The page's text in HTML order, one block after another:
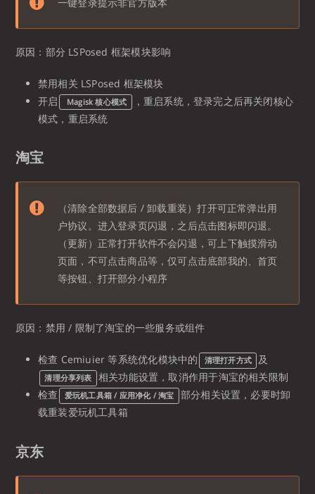
原因：部分 LSPosed 框架模块影响
禁用相关 LSPosed 框架模块
开启
Magisk 核心模式
，重启系统，登录完之后再关闭核心
模式，重启系统
淘宝
（清除全部数据后 / 卸载重装）打开可正常弹出用
户协议。进入登录页闪退，之后点击图标即闪退。
（更新）正常打开软件不会闪退，可上下触摸滑动
页面，不可点击商品等，仅可点击底部我的、首页
等按钮、打开部分小程序
原因：禁用 / 限制了淘宝的一些服务或组件
检查 Cemiuier 等系统优化模块中的 清理打开方式 及
清理分享列表
相关功能设置，取消作用于淘宝的相关限制
检查
爱玩机工具箱 / 应用净化 / 淘宝
部分相关设置，必要时卸
载重装爱玩机工具箱
京东